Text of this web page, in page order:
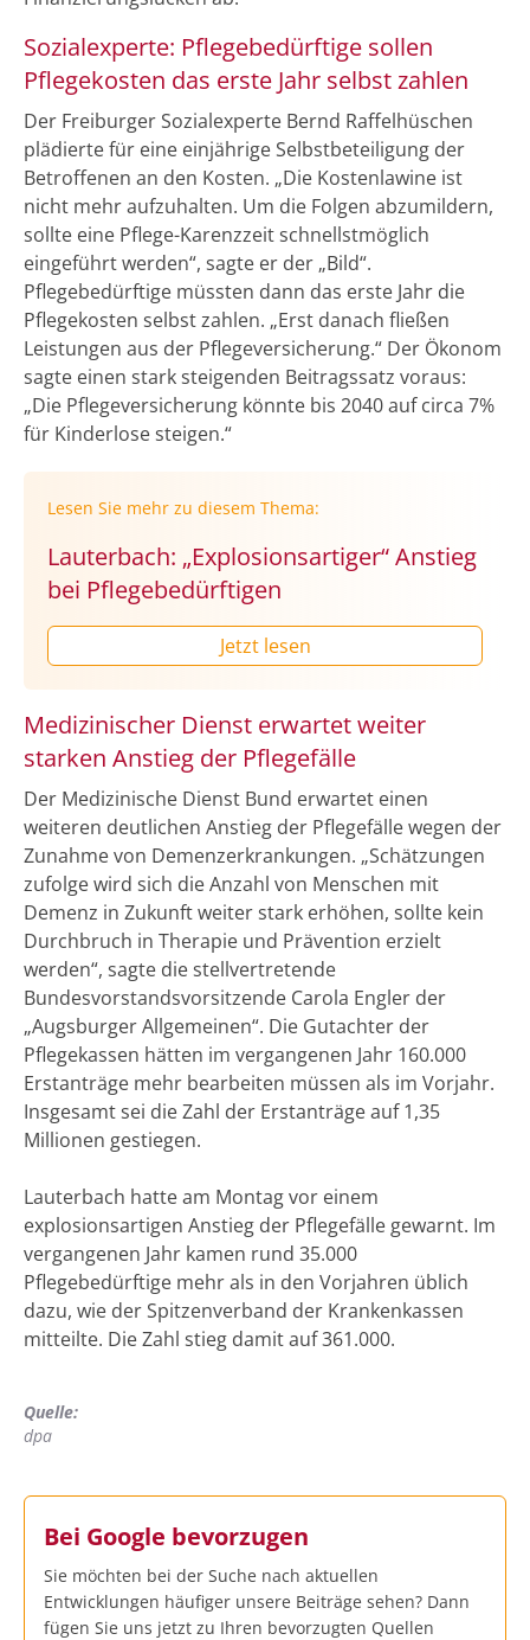
Sozialexperte: Pflegebedürftige sollen
Pflegekosten das erste Jahr selbst zahlen
Der Freiburger Sozialexperte Bernd Raffelhüschen
plädierte für eine einjährige Selbstbeteiligung der
Betroffenen an den Kosten. „Die Kostenlawine ist
nicht mehr aufzuhalten. Um die Folgen abzumildern,
sollte eine Pflege-Karenzzeit schnellstmöglich
eingeführt werden“, sagte er der „Bild“.
Pflegebedürftige müssten dann das erste Jahr die
Pflegekosten selbst zahlen. „Erst danach fließen
Leistungen aus der Pflegeversicherung.“ Der Ökonom
sagte einen stark steigenden Beitragssatz voraus:
„Die Pflegeversicherung könnte bis 2040 auf circa 7%
für Kinderlose steigen.“
Lesen Sie mehr zu diesem Thema:
Lauterbach: „Explosionsartiger“ Anstieg
bei Pflegebedürftigen
Jetzt lesen
Medizinischer Dienst erwartet weiter
starken Anstieg der Pflegefälle
Der Medizinische Dienst Bund erwartet einen
weiteren deutlichen Anstieg der Pflegefälle wegen der
Zunahme von Demenzerkrankungen. „Schätzungen
zufolge wird sich die Anzahl von Menschen mit
Demenz in Zukunft weiter stark erhöhen, sollte kein
Durchbruch in Therapie und Prävention erzielt
werden“, sagte die stellvertretende
Bundesvorstandsvorsitzende Carola Engler der
„Augsburger Allgemeinen“. Die Gutachter der
Pflegekassen hätten im vergangenen Jahr 160.000
Erstanträge mehr bearbeiten müssen als im Vorjahr.
Insgesamt sei die Zahl der Erstanträge auf 1,35
Millionen gestiegen.
Lauterbach hatte am Montag vor einem
explosionsartigen Anstieg der Pflegefälle gewarnt. Im
vergangenen Jahr kamen rund 35.000
Pflegebedürftige mehr als in den Vorjahren üblich
dazu, wie der Spitzenverband der Krankenkassen
mitteilte. Die Zahl stieg damit auf 361.000.
Quelle:
dpa
Bei Google bevorzugen
Sie möchten bei der Suche nach aktuellen
Entwicklungen häufiger unsere Beiträge sehen? Dann
fügen Sie uns jetzt zu Ihren bevorzugten Quellen